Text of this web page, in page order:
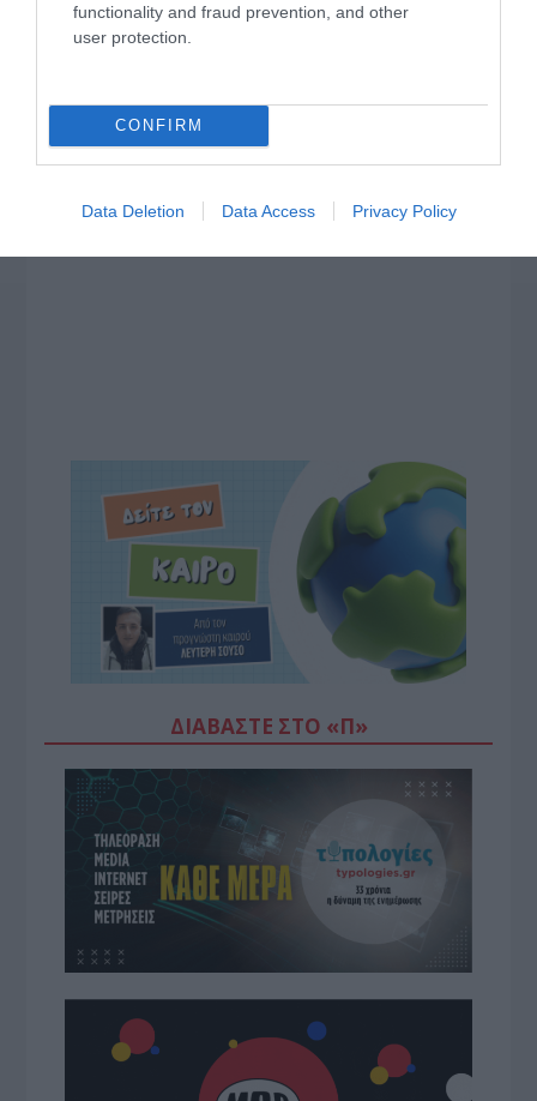
functionality and fraud prevention, and other
user protection.
CONFIRM
Data Deletion Data Access Privacy Policy
ΔΙΑΒΆΣΤΕ ΣΤΟ «Π»